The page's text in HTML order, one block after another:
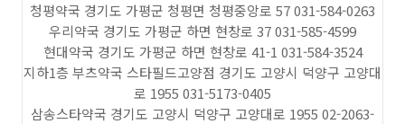
청평약국 경기도 가평군 청평면 청평중앙로 57 031-584-0263
우리약국 경기도 가평군 하면 현창로 37 031-585-4599
현대약국 경기도 가평군 하면 현창로 41-1 031-584-3524
지하1층 부츠약국 스타필드고양점 경기도 고양시 덕양구 고양대
로 1955 031-5173-0405
삼송스타약국 경기도 고양시 덕양구 고양대로 1955 02-2063-